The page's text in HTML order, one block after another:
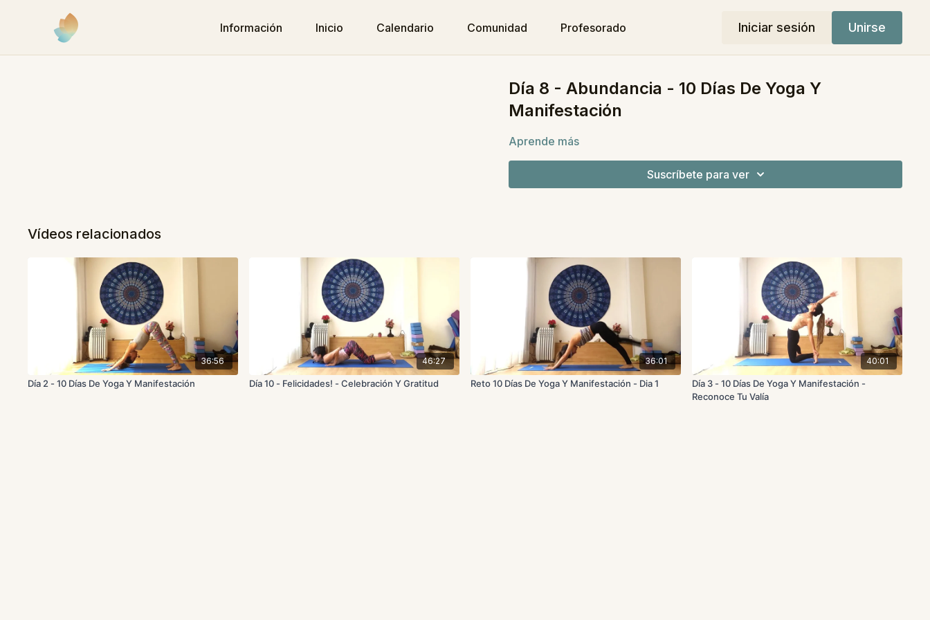
Información Inicio Calendario Comunidad Profesorado Iniciar sesión Unirse
Día 8 - Abundancia - 10 Días De Yoga Y
Manifestación
Aprende más
Suscríbete para ver
Vídeos relacionados
36:56
Día 2 - 10 Días De Yoga Y Manifestación
46:27
Día 10 - Felicidades! - Celebración Y Gratitud
36:01
Reto 10 Días De Yoga Y Manifestación - Dia 1
40:01
Día 3 - 10 Días De Yoga Y Manifestación -
Reconoce Tu Valía